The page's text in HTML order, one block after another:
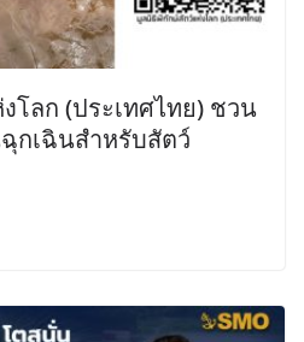
ลก (ประเทศไทย) ชวน
กเฉินสำหรับสัตว์